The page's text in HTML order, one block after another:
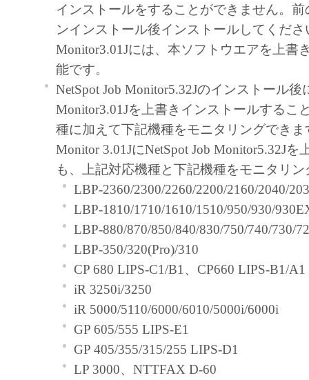
トウェア」をコンピュータの記憶
ールすること、またはコンピュー
ること、アクセスすること、もし
のいずれも含むものとします。）
的権利をお客様に対して許諾しま
た「指定機器」にネットワークを
コンピュータ上で、かかるコンピ
対して「本ソフトウェア」を使用
ますが、かかるコンピュータの使
の義務および条件を遵守させると
に関し全責任を負うことを条件と
お客様は、上記(1)に基づいて「本
使用するためのバックアップとし
ェア」を１部、複製することがで
上記(1)および(2)に定める場合を除
たはキヤノンのライセンサーのい
も、明示たると黙示たるとを問わ
ってお客様に譲渡あるいは許諾さ
ません。
インストールをすることができません。
ンインストール後インストールしてくださ
Monitor3.01Jには、本ソフトウエアを上書
能です。
NetSpot Job Monitor5.32Jのインストール後
Monitor3.01Jを上書きインストールするこ
種に加えて下記機種をモニタリングできま
Monitor 3.01JにNetSpot Job Monitor5.32Jを
も、上記対応機種と下記機種をモニタリ
LBP-2360/2300/2260/2200/2160/2040/
LBP-1810/1710/1610/1510/950/930/
LBP-880/870/850/840/830/750/740/730/
LBP-350/320(Pro)/310
CP 680 LIPS-C1/B1、CP660 LIPS-B1/A1
iR 3250i/3250
iR 5000/5110/6000/6010/5000i/6000i
GP 605/555 LIPS-E1
GP 405/355/315/255 LIPS-D1
LP 3000、NTTFAX D-60